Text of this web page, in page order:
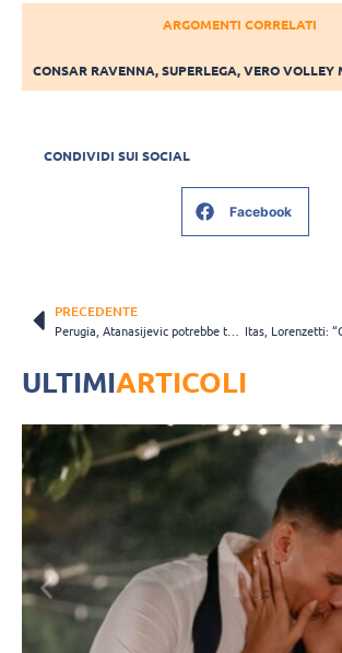
ARGOMENTI CORRELATI
CONSAR RAVENNA,SUPERLEGA,VERO VOLLEY
CONDIVIDI SUI SOCIAL
Facebook
PRECEDENTE
Perugia, Atanasijevic potrebbe tornare in campo già domenica
ULTIMIARTICOLI